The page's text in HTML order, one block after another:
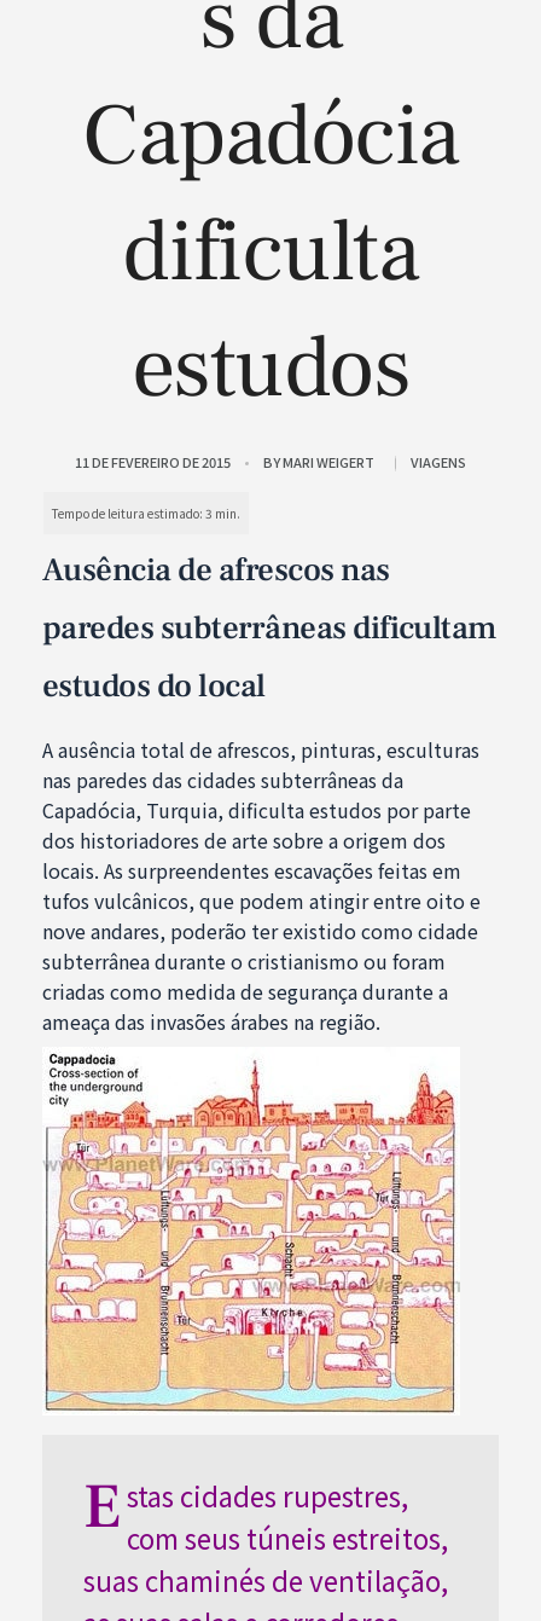
Capadócia
dificulta
estudos
11 DE FEVEREIRO DE 2015 BYMARI WEIGERT VIAGENS
Ausência de afrescos nas
paredes subterrâneas dificultam
estudos do local
A ausência total de afrescos, pinturas, esculturas
nas paredes das cidades subterrâneas da
Capadócia, Turquia, dificulta estudos por parte
dos historiadores de arte sobre a origem dos
locais. As surpreendentes escavações feitas em
tufos vulcânicos, que podem atingir entre oito e
nove andares, poderão ter existido como cidade
subterrânea durante o cristianismo ou foram
criadas como medida de segurança durante a
ameaça das invasões árabes na região.
Estas cidades rupestres,
com seus túneis estreitos,
suas chaminés de ventilação,